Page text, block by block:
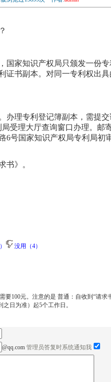
家知识产权局只颁发一份专
证书副本。对同一专利权出
理专利登记簿副本，需提交
受理大厅查询窗口办理。邮
6号国家知识产权局专利局初
书》。
没用（4）
要100元。注意的是 普通：自收到“请求
日为准）起5个工作日。
@qq.com 管理员答复时系统通知我